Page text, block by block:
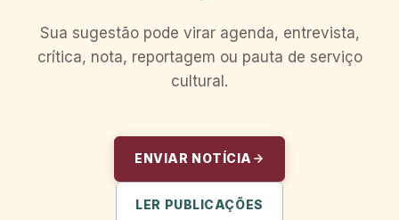
Sua sugestão pode virar agenda, entrevista,
crítica, nota, reportagem ou pauta de serviço
cultural.
ENVIAR NOTÍCIA
LER PUBLICAÇÕES